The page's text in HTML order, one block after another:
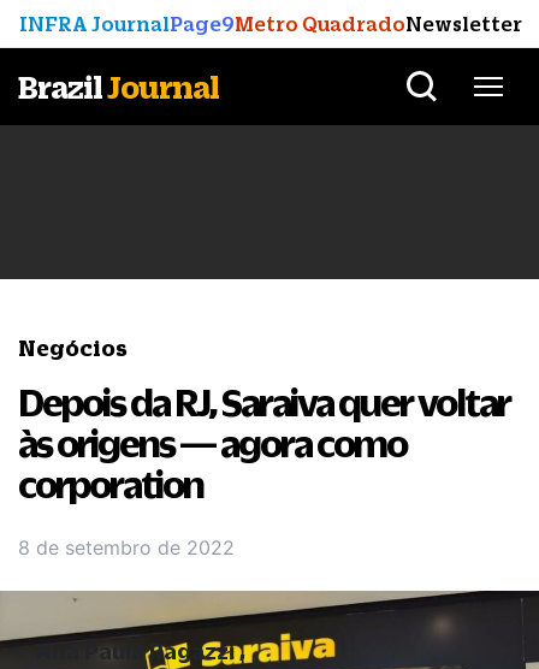
INFRA JournalPage9Metro QuadradoNewsletter
BrazilJournal
Negócios
Depois da RJ, Saraiva quer voltar
às origens — agora como
corporation
8 de setembro de 2022
Ana Paula Ragazzi